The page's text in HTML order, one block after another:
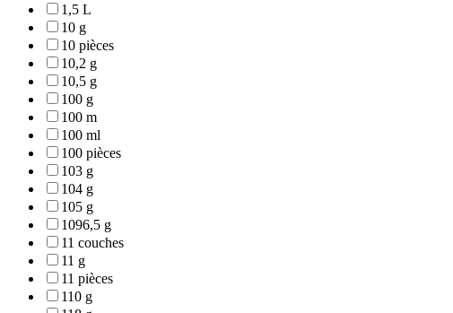
1,5 L
10 g
10 pièces
10,2 g
10,5 g
100 g
100 m
100 ml
100 pièces
103 g
104 g
105 g
1096,5 g
11 couches
11 g
11 pièces
110 g